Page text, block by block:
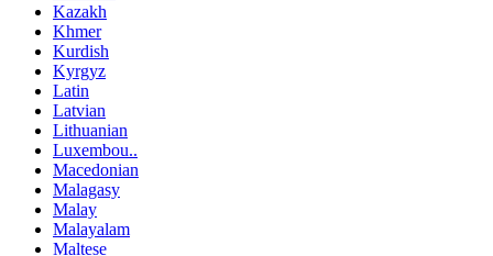
Kazakh
Khmer
Kurdish
Kyrgyz
Latin
Latvian
Lithuanian
Luxembou..
Macedonian
Malagasy
Malay
Malayalam
Maltese